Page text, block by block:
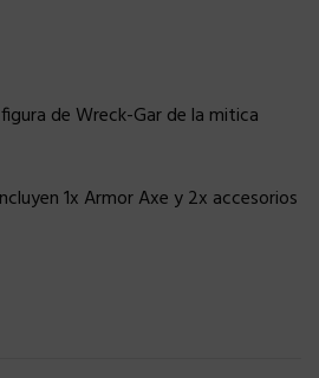
de Wreck-Gar de la mitica
1x Armor Axe y 2x accesorios